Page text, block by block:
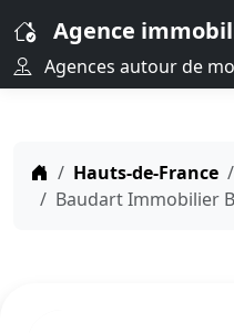
Agence
Agences autour de
Hauts-de-France
Baudart Immobilier